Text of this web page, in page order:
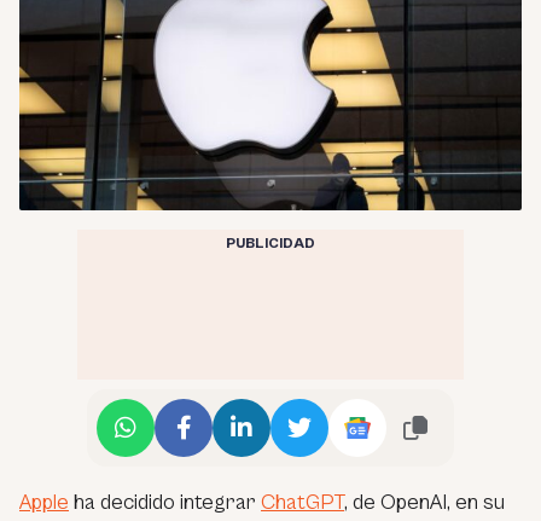
PUBLICIDAD
Apple ha decidido integrar ChatGPT, de OpenAI, en su